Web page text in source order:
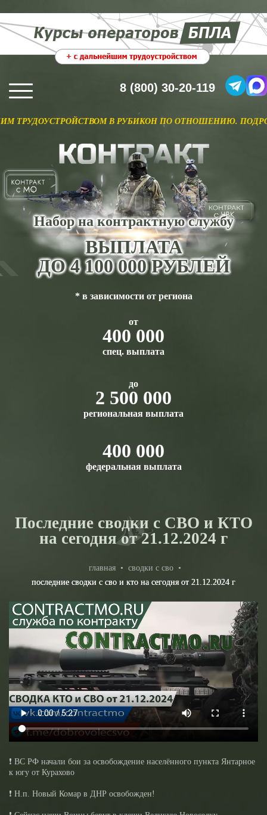
8 (800) 30-20-119
В РУБИКОН ПО ОТНОШЕНИЮ. ПОДРОБНЕЕ >>
Набор на контрактную службу
ВЫПЛАТА
ДО 4 100 000 РУБЛЕЙ
* в зависимости от региона
от
400 000
спец. выплата
до
2 500 000
региональная выплата
400 000
федеральная выплата
Последние сводки с СВО и КТО
на сегодня от 21.12.2024 г
главная • сводки с сво
•
последние сводки с сво и кто на сегодня от 21.12.2024 г
❗️ ВС РФ начали бои за освобождение населённого пункта Янтарное
к югу от Курахово
❗️ Н.п. Новый Комар в ДНР освобожден!